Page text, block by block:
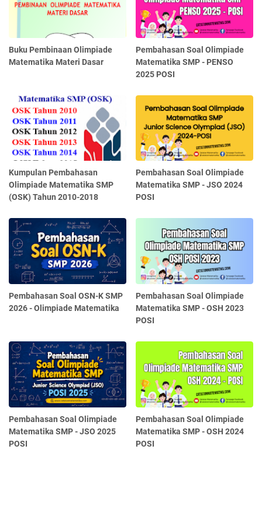
Buku Pembinaan Olimpiade
Matematika Materi Dasar
Pembahasan Soal Olimpiade
Matematika SMP - PENSO
2025 POSI
Kumpulan Pembahasan
Olimpiade Matematika SMP
(OSK) Tahun 2010-2018
Pembahasan Soal Olimpiade
Matematika SMP - JSO 2024
POSI
Pembahasan Soal OSN-K SMP
2026 - Olimpiade Matematika
Pembahasan Soal Olimpiade
Matematika SMP - OSH 2023
POSI
Pembahasan Soal Olimpiade
Matematika SMP - JSO 2025
POSI
Pembahasan Soal Olimpiade
Matematika SMP - OSH 2024
POSI